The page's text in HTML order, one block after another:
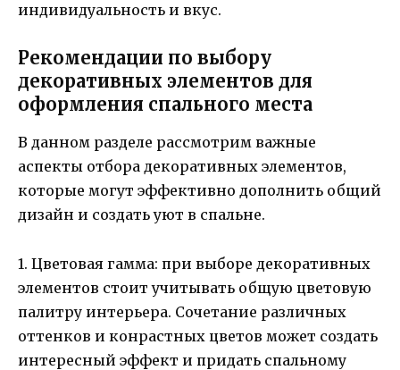
индивидуальность и вкус.
Рекомендации по выбору
декоративных элементов для
оформления спального места
В данном разделе рассмотрим важные
аспекты отбора декоративных элементов,
которые могут эффективно дополнить общий
дизайн и создать уют в спальне.
1. Цветовая гамма: при выборе декоративных
элементов стоит учитывать общую цветовую
палитру интерьера. Сочетание различных
оттенков и конрастных цветов может создать
интересный эффект и придать спальному